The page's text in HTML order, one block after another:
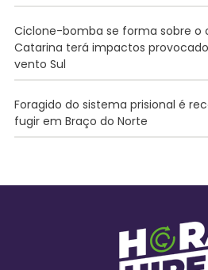
Ciclone-bomba se forma sobre o
Catarina terá impactos
vento Sul
Foragido do sistema prisional é
fugir em Braço do Norte